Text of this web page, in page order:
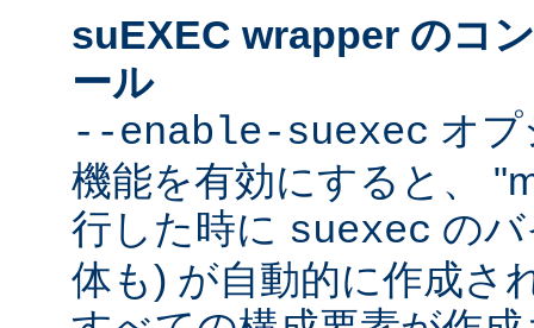
suEXEC wrapper のコ
ール
--enable-suexec オ
機能を有効にすると、
行した時に suexec の
体も) が自動的に作成さ